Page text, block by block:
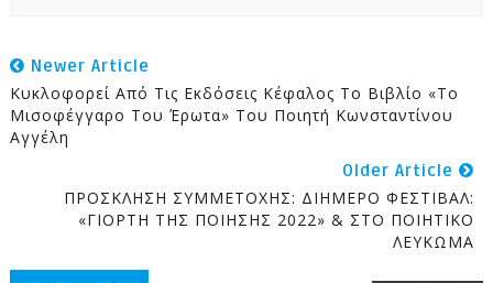
Newer Article
Κυκλοφορεί Από Τις Εκδόσεις Κέφαλος Το Βιβλίο «Το
Μισοφέγγαρο Του Έρωτα» Του Ποιητή Κωνσταντίνου
Αγγέλη
Older Article
ΠΡΟΣΚΛΗΣΗ ΣΥΜΜΕΤΟΧΗΣ: ΔΙΗΜΕΡΟ ΦΕΣΤΙΒΑΛ:
«ΓΙΟΡΤΗ ΤΗΣ ΠΟΙΗΣΗΣ 2022» & ΣΤΟ ΠΟΙΗΤΙΚΟ
ΛΕΥΚΩΜΑ